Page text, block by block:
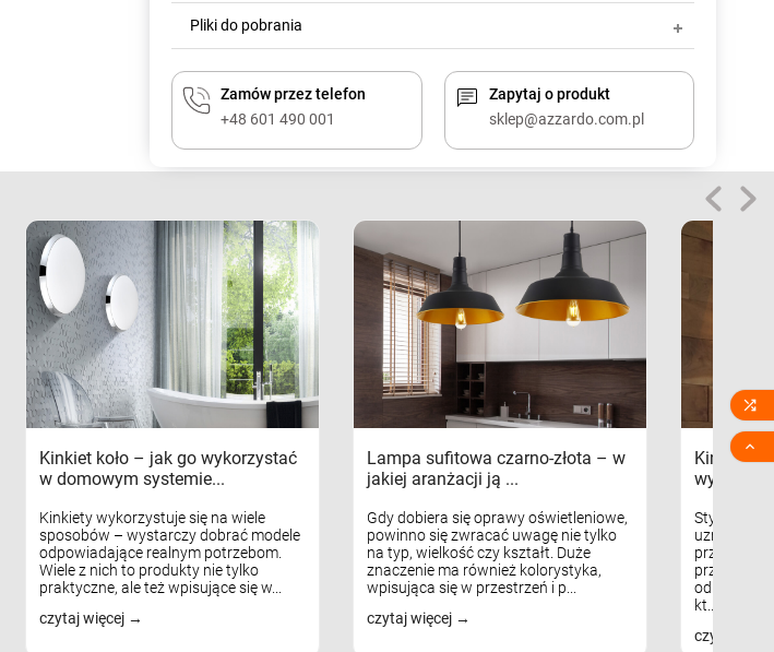
Pliki do pobrania
Zamów przez telefon
+48 601 490 001
Zapytaj o produkt
sklep@azzardo.com.pl
Kinkiet koło – jak go wykorzystać
w domowym systemie...
Kinkiety wykorzystuje się na wiele
sposobów – wystarczy dobrać modele
odpowiadające realnym potrzebom.
Wiele z nich to produkty nie tylko
praktyczne, ale też wpisujące się w...
czytaj więcej
Lampa sufitowa czarno-złota – w
jakiej aranżacji ją ...
Gdy dobiera się oprawy oświetleniowe,
powinno się zwracać uwagę nie tylko
na typ, wielkość czy kształt. Duże
znaczenie ma również kolorystyka,
wpisująca się w przestrzeń i p...
czytaj więcej
Kinkiety
Styl
uznaniem
kt...
czytaj

